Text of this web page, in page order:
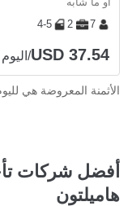
7
2
4-5
USD 37.54/اليوم
الأثمنة المعروضة هي
أفضل شركات
هاميلتون